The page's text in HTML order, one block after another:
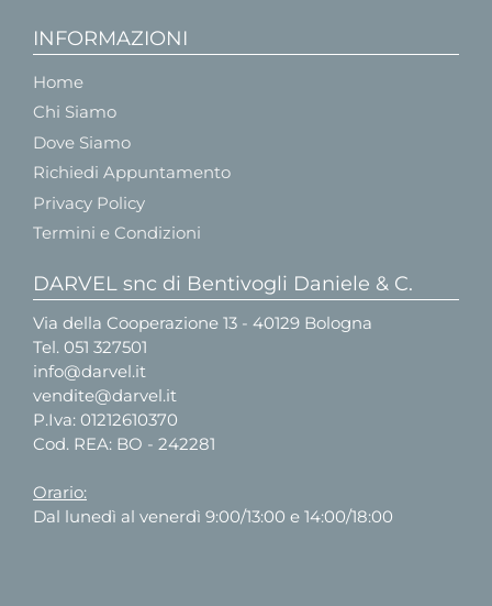
INFORMAZIONI
Home
Chi Siamo
Dove Siamo
Richiedi Appuntamento
Privacy Policy
Termini e Condizioni
DARVEL snc di Bentivogli Daniele & C.
Via della Cooperazione 13 - 40129 Bologna
Tel. 051 327501
info@darvel.it
vendite@darvel.it
P.Iva: 01212610370
Cod. REA: BO - 242281
Orario:
Dal lunedì al venerdì 9:00/13:00 e 14:00/18:00